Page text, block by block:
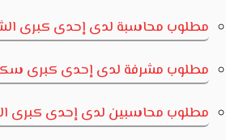
مطلوب محاسبة لدى إحدى كبرى
مطلوب مشرفة لدى إحدى كبرى
مطلوب محاسبين لدى إحدى كبرى